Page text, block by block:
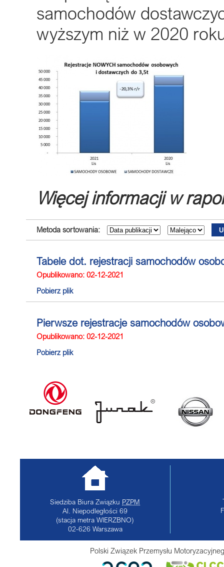
samochodów
wyższym niż w 2020
Więcej informacji w
Metoda sortowania:
Tabele dot. rejestracji samochodów
Opublikowano: 02-12-2021
Pobierz plik
Pierwsze rejestracje samochodów
Opublikowano: 02-12-2021
Pobierz plik
Siedziba Biura Związku PZPM
Al. Niepodległości 69
(stacja metra WIERZBNO)
02-626 Warszawa
Polski Związek Przemysłu